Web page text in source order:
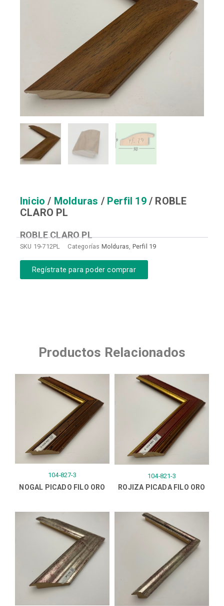
Inicio / Molduras / Perfil 19/ ROBLE
CLARO PL
ROBLE CLARO PL
SKU 19-712PL Categorías Molduras, Perfil 19
Regístrate para poder comprar
Productos Relacionados
104-827-3
NOGAL PICADO FILO ORO
104-821-3
ROJIZA PICADA FILO ORO